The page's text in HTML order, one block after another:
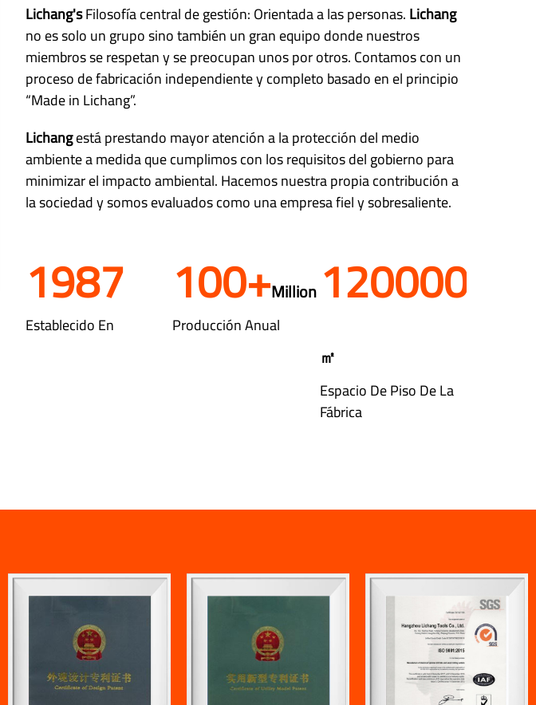
Lichang'sFilosofía central de gestión: Orientada a las personas.Lichang
no es solo un grupo sino también un gran equipo donde nuestros
miembros se respetan y se preocupan unos por otros. Contamos con un
proceso de fabricación independiente y completo basado en el principio
“Made in Lichang”.
Lichangestá prestando mayor atención a la protección del medio
ambiente a medida que cumplimos con los requisitos del gobierno para
minimizar el impacto ambiental. Hacemos nuestra propia contribución a
la sociedad y somos evaluados como una empresa fiel y sobresaliente.
1987
Establecido En
100+Million
Producción Anual
120000
㎡
Espacio De Piso De La
Fábrica